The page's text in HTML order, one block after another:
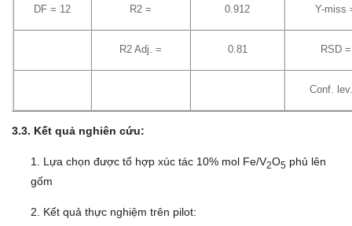
DF = 12 R2 = 0.912 Y-miss
R2 Adj. = 0.81 RSD =
Conf.
3.3. Kết quả nghiên cứu:
1. Lựa chọn được tổ hợp xúc tác 10% mol Fe/V2O5 phủ lên
gốm
2. Kết quả thực nghiệm trên pilot: